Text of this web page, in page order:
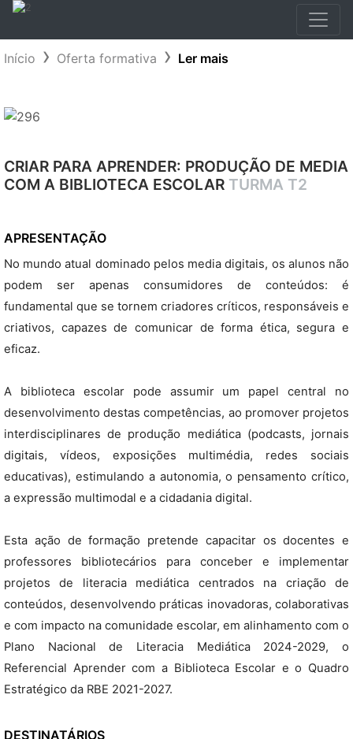
Início Oferta formativa Ler mais
CRIAR PARA APRENDER: PRODUÇÃO DE MEDIA
COM A BIBLIOTECA ESCOLAR TURMA T2
APRESENTAÇÃO
No mundo atual dominado pelos media digitais, os alunos não
podem ser apenas consumidores de conteúdos: é
fundamental que se tornem criadores críticos, responsáveis e
criativos, capazes de comunicar de forma ética, segura e
eficaz.
A biblioteca escolar pode assumir um papel central no
desenvolvimento destas competências, ao promover projetos
interdisciplinares de produção mediática (podcasts, jornais
digitais, vídeos, exposições multimédia, redes sociais
educativas), estimulando a autonomia, o pensamento crítico,
a expressão multimodal e a cidadania digital.
Esta ação de formação pretende capacitar os docentes e
professores bibliotecários para conceber e implementar
projetos de literacia mediática centrados na criação de
conteúdos, desenvolvendo práticas inovadoras, colaborativas
e com impacto na comunidade escolar, em alinhamento com o
Plano Nacional de Literacia Mediática 2024-2029, o
Referencial Aprender com a Biblioteca Escolar e o Quadro
Estratégico da RBE 2021-2027.
DESTINATÁRIOS